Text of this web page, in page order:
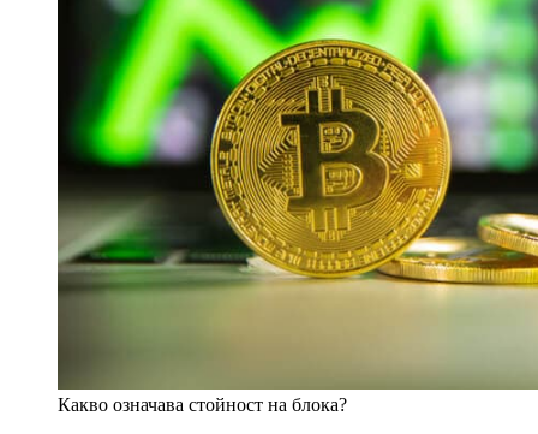
Какво означава стойност на блока?